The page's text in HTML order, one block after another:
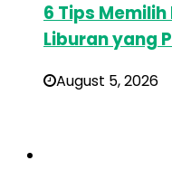
6 Tips
Liburan yang
August 5, 2026